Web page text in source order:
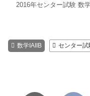
2016年センター試験 数
数学IAIIB センター試